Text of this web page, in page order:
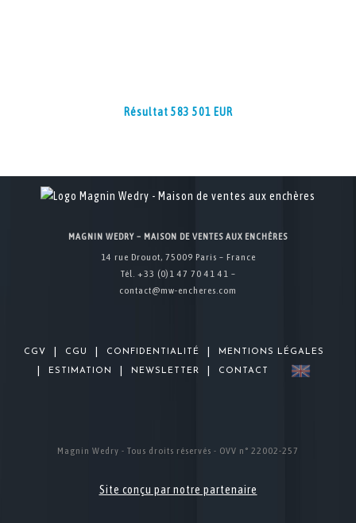
Résultat 583 501 EUR
MAGNIN WEDRY – MAISON DE VENTES AUX ENCHÈRES
14 rue Drouot, 75009 Paris – France
Tél. +33 (0)1 47 70 41 41 –
contact@mw-encheres.com
CGV CGU CONFIDENTIALITÉ MENTIONS LÉGALES
ESTIMATION NEWSLETTER CONTACT
Magnin Wedry - Tous droits réservés - OVV n° 22002-257
Site conçu par notre partenaire